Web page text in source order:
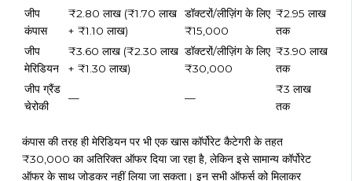
जीप
कंपास
₹2.80 लाख (₹1.70 लाख
+ ₹1.10 लाख)
डॉक्टरों/लीज़िंग के लिए
₹15,000
₹2.95 लाख
तक
जीप
मेरिडियन
₹3.60 लाख (₹2.30 लाख
+ ₹1.30 लाख)
डॉक्टरों/लीज़िंग के लिए
₹30,000
₹3.90 लाख
तक
जीप ग्रैंड
चेरोकी
— —
₹3 लाख
तक
कंपास की तरह ही मेरिडियन पर भी एक खास कॉर्पोरेट कैटेगरी के तहत
₹30,000 का अतिरिक्त ऑफर दिया जा रहा है, लेकिन इसे सामान्य कॉर्पोरेट
ऑफर के साथ जोड़कर नहीं लिया जा सकता। इन सभी ऑफर्स को मिलाकर